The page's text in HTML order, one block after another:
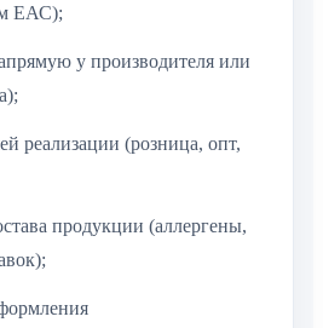
ЕАС);
у производителя или
реализации (розница, опт,
продукции (аллергены,